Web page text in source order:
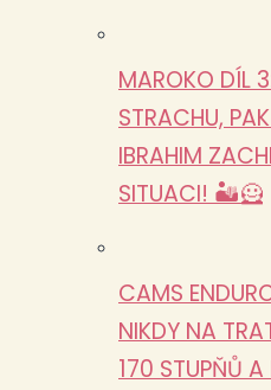
MAROKO DÍL
STRACHU,
IBRAHIM
SITUACI! 🏜️🦸
CAMS
NIKDY NA
170 STUPŇŮ A